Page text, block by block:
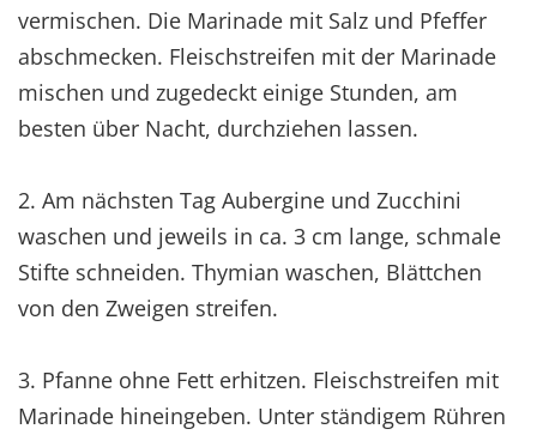
vermischen. Die Marinade mit Salz und Pfeffer
abschmecken. Fleischstreifen mit der Marinade
mischen und zugedeckt einige Stunden, am
besten über Nacht, durchziehen lassen.
2. Am nächsten Tag Aubergine und Zucchini
waschen und jeweils in ca. 3 cm lange, schmale
Stifte schneiden. Thymian waschen, Blättchen
von den Zweigen streifen.
3. Pfanne ohne Fett erhitzen. Fleischstreifen mit
Marinade hineingeben. Unter ständigem Rühren